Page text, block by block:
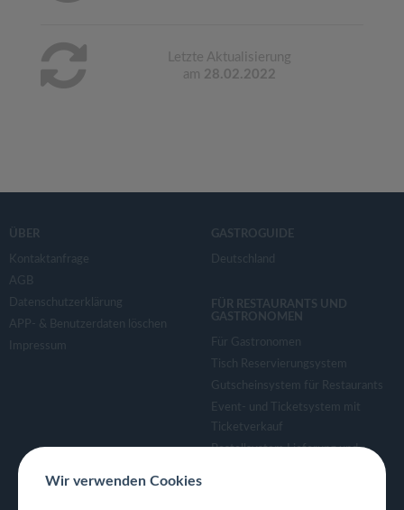
Letzte Aktualisierung
am 28.02.2022
ÜBER
Kontaktanfrage
AGB
Datenschutzerklärung
APP- & Benutzerdaten löschen
Impressum
GASTROGUIDE
Deutschland
FÜR RESTAURANTS UND
GASTRONOMEN
Für Gastronomen
Tisch Reservierungsystem
Gutscheinsystem für Restaurants
Event- und Ticketsystem mit
Ticketverkauf
Bestellsystem Lieferung und
Wir verwenden Cookies